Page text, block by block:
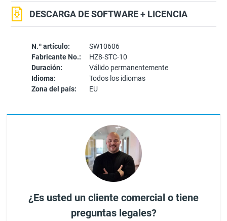
N.º artículo:
SW10606
Fabricante No.:
HZ8-STC-10
Duración:
Válido permanentemente
Idioma:
Todos los idiomas
Zona del país:
EU
DESCARGA DE SOFTWARE + LICENCIA
¿Es usted un cliente comercial o tiene
preguntas legales?